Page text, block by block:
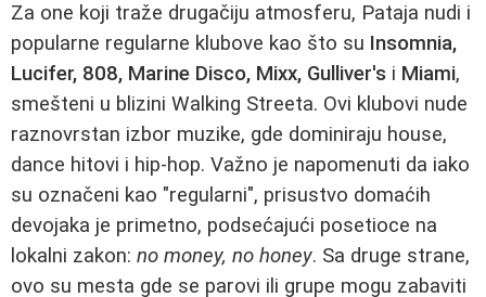
Za one koji traže drugačiju atmosferu, Pataja nudi i
popularne regularne klubove kao što su Insomnia,
Lucifer, 808, Marine Disco, Mixx, Gulliver's i Miami,
smešteni u blizini Walking Streeta. Ovi klubovi nude
raznovrstan izbor muzike, gde dominiraju house,
dance hitovi i hip-hop. Važno je napomenuti da iako
su označeni kao "regularni", prisustvo domaćih
devojaka je primetno, podsećajući posetioce na
lokalni zakon: no money, no honey. Sa druge strane,
ovo su mesta gde se parovi ili grupe mogu zabaviti